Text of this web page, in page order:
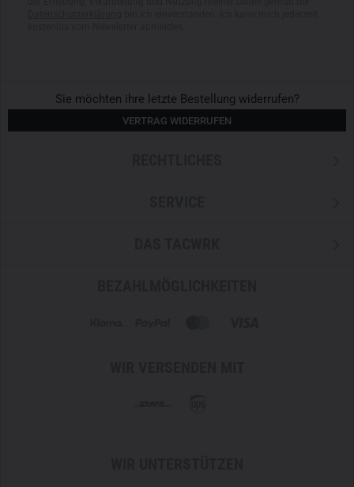
Sie möchten ihre letzte Bestellung widerrufen?
VERTRAG WIDERRUFEN